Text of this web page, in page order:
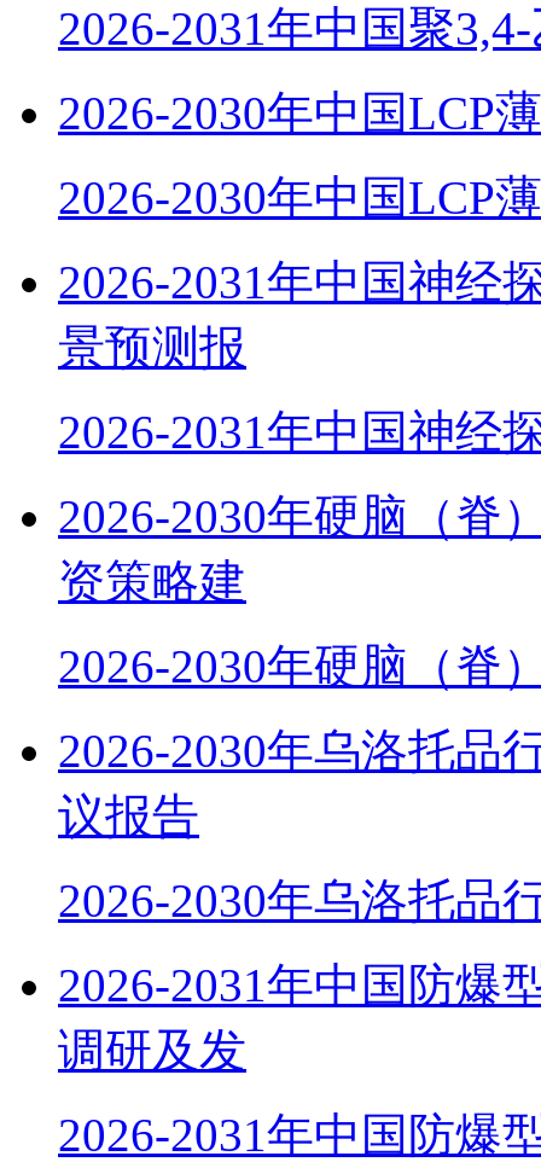
2026-2031年中国聚
2026-2030年中国LCP
2026-2030年中国LCP
2026-2031年中国神经
景预测报
2026-2031年中国神经
2026-2030年硬脑（脊
资策略建
2026-2030年硬脑（脊
2026-2030年乌洛托品
议报告
2026-2030年乌洛托品
2026-2031年中国防爆
调研及发
2026-2031年中国防爆